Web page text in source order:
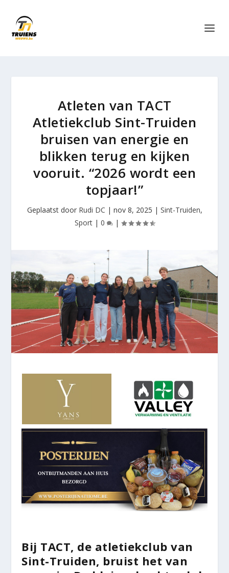
Atleten van TACT
Atletiekclub Sint-Truiden
bruisen van energie en
blikken terug en kijken
vooruit. “2026 wordt een
topjaar!”
Geplaatst door Rudi DC | nov 8, 2025 | Sint-Truiden,
Sport| 0 |
Bij TACT, de atletiekclub van
Sint-Truiden, bruist het van